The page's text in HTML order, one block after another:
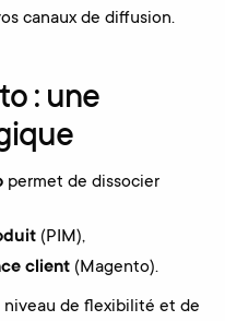
canaux de diffusion.
: une
permet de dissocier
(PIM),
client (Magento).
de flexibilité et de